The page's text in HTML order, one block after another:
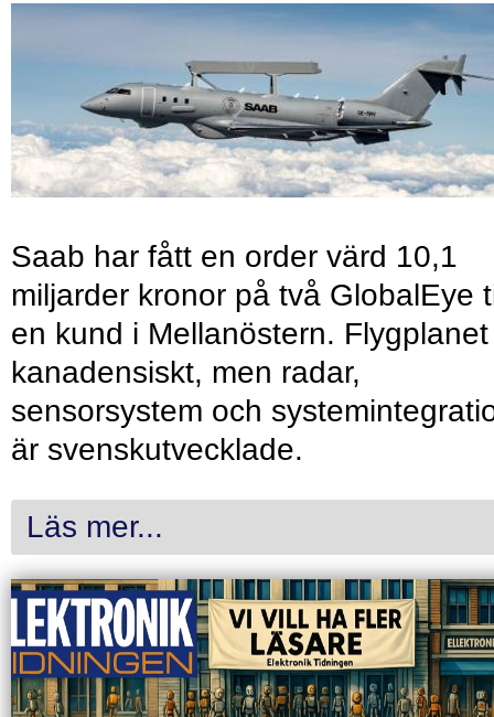
Saab har fått en order värd 10,1
miljarder kronor på två GlobalEye
en kund i Mellanöstern.
kanadensiskt, men radar,
sensorsystem och
är svenskutvecklade.
Läs mer...